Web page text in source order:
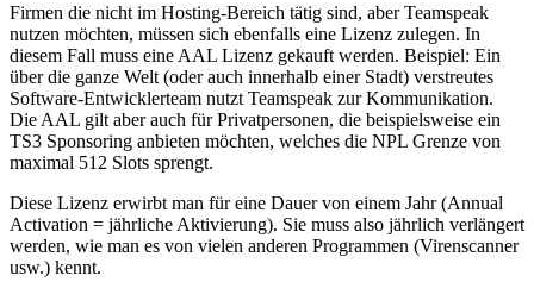
Firmen die nicht im Hosting-Bereich tätig sind, aber Teamspeak
nutzen möchten, müssen sich ebenfalls eine Lizenz zulegen. In
diesem Fall muss eine AAL Lizenz gekauft werden. Beispiel: Ein
über die ganze Welt (oder auch innerhalb einer Stadt) verstreutes
Software-Entwicklerteam nutzt Teamspeak zur Kommunikation.
Die AAL gilt aber auch für Privatpersonen, die beispielsweise ein
TS3 Sponsoring anbieten möchten, welches die NPL Grenze von
maximal 512 Slots sprengt.
Diese Lizenz erwirbt man für eine Dauer von einem Jahr (Annual
Activation = jährliche Aktivierung). Sie muss also jährlich verlängert
werden, wie man es von vielen anderen Programmen (Virenscanner
usw.) kennt.